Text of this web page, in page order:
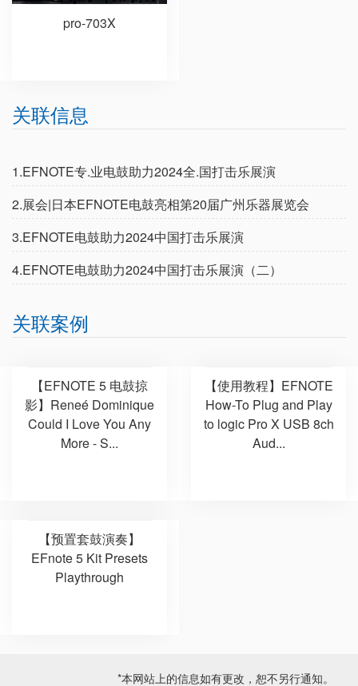
pro-703X
关联信息
1.EFNOTE专.业电鼓助力2024全.国打击乐展演
2.展会|日本EFNOTE电鼓亮相第20届广州乐器展览会
3.EFNOTE电鼓助力2024中国打击乐展演
4.EFNOTE电鼓助力2024中国打击乐展演（二）
关联案例
【EFNOTE 5 电鼓掠
影】Reneé Dominique
Could I Love You Any
More - S...
【使用教程】EFNOTE
How-To Plug and Play
to logic Pro X USB 8ch
Aud...
【预置套鼓演奏】
EFnote 5 Kit Presets
Playthrough
*本网站上的信息如有更改，恕不另行通知。